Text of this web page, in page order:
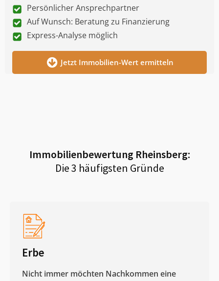
Persönlicher Ansprechpartner
Auf Wunsch: Beratung zu Finanzierung
Express-Analyse möglich
Jetzt Immobilien-Wert ermitteln
Immobilienbewertung Rheinsberg:
Die 3 häufigsten Gründe
Erbe
Nicht immer möchten Nachkommen eine